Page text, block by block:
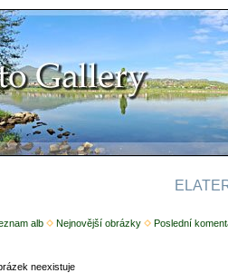
alb Nejnovější obrázky Poslední
neexistuje